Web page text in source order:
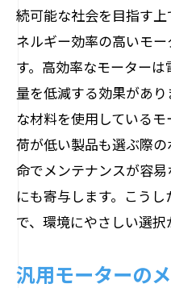
続可能な社会を目指す
ネルギー効率の高いモ
す。高効率なモーターは
量を低減する効果があ
な材料を使用している
荷が低い製品も選ぶ際
命でメンテナンスが容
にも寄与します。こう
で、環境にやさしい選択
汎用モーターの